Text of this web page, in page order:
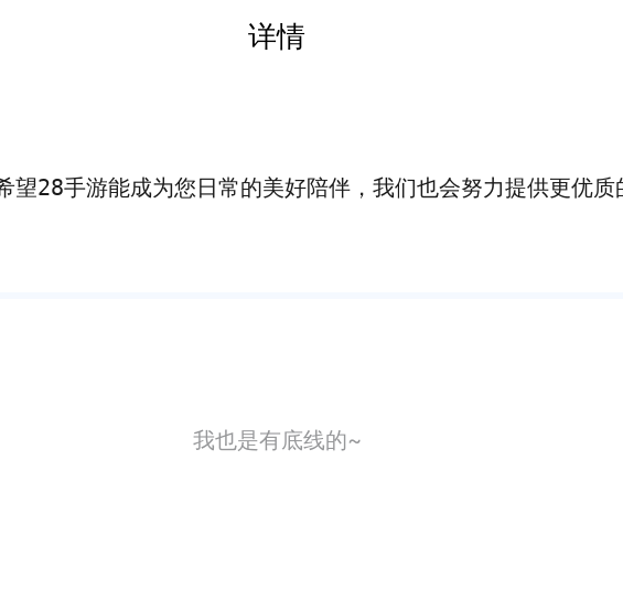
详情
望28手游能成为您日常的美好陪伴，我们也会努力提供更优
我也是有底线的~